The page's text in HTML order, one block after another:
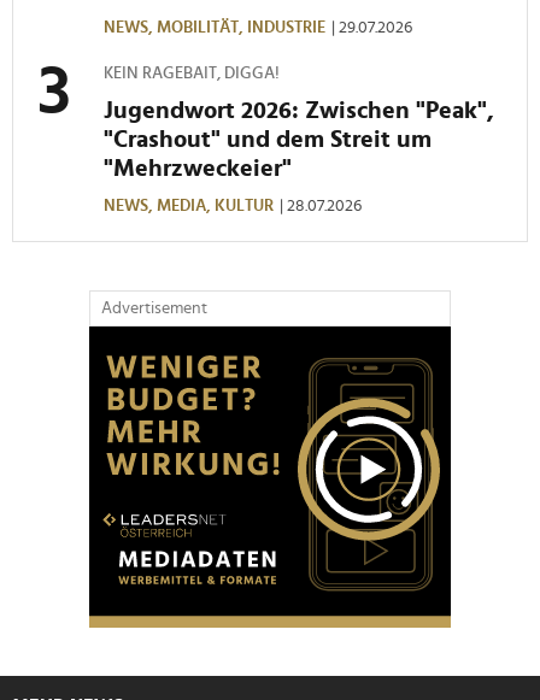
NEWS, MOBILITÄT, INDUSTRIE | 29.07.2026
KEIN RAGEBAIT, DIGGA!
Jugendwort 2026: Zwischen "Peak",
"Crashout" und dem Streit um
"Mehrzweckeier"
NEWS, MEDIA, KULTUR | 28.07.2026
Advertisement